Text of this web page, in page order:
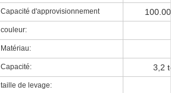
Capacité d'approvisionnement
couleur:
Matériau:
Capacité: 3,2
taille de levage: